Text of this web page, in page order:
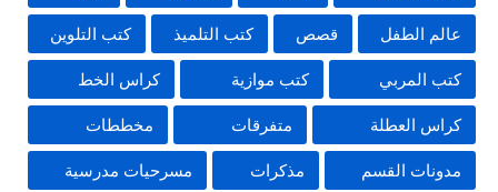
عالم الطفل قصص كتب التلميذ كتب التلوين
كتب المربي كتب موازية كراس الخط
كراس العطلة متفرقات مخططات
مدونات القسم مذكرات مسرحيات مدرسية